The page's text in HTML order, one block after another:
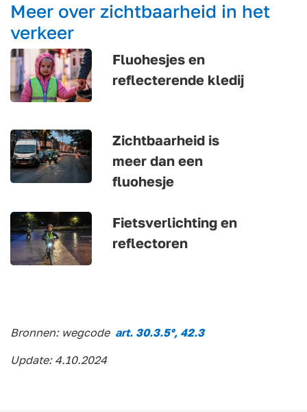
Meer over zichtbaarheid in het
verkeer
Fluohesjes en
reflecterende kledij
Zichtbaarheid is
meer dan een
fluohesje
Fietsverlichting en
reflectoren
Bronnen: wegcode art. 30.3.5°, 42.3
Update: 4.10.2024